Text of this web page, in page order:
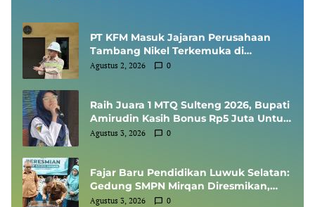
PT KFM Masuk Jajaran Perusahaan
Tambang Nikel Terkemuka di
Indonesia, Diundang Kementerian
Agustus 2, 2026 0
Raih Juara 1 MTQ Sulteng 2026, Bupati
Amirudin Kasih Bonus Rp5 Juta Untuk
Siswi MTsN 1 Banggai, Kepala Sekolah
Agustus 3, 2026 0
Fajar Baru Pendidikan Luwuk Selatan:
Gedung SMPN Mirqan Diresmikan,
Bupati Banggai Targetkan Generasi
Agustus 3, 2026 0